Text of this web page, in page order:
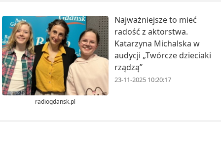
radiogdansk.pl
Najważniejsze to mieć
radość z aktorstwa.
Katarzyna Michalska w
audycji „Twórcze dzieciaki
rządzą”
23-11-2025 10:20:17